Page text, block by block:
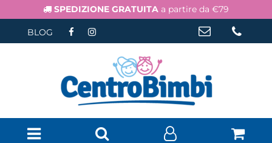
SPEDIZIONE GRATUITA a partire da €79
BLOG
Open menu